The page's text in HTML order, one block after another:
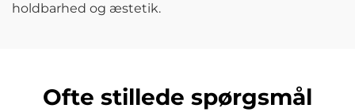
holdbarhed og æstetik.
Ofte stillede spørgsmål